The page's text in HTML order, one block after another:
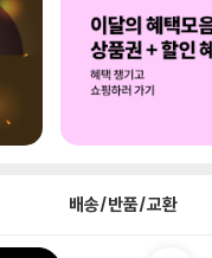
배송/반품/교환